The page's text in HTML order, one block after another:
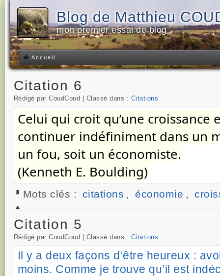
Blog de Matthieu
mon premier essai de blog
Accueil
Citation 6
Rédigé par CoudCoud | Classé dans : Citations
Celui qui croit qu’une
continuer indéfiniment dans un
un fou, soit un économiste.
(Kenneth E. Boulding)
Mots clés : citations , économie ,
Citation 5
Rédigé par CoudCoud | Classé dans : Citations
Il y a deux façons d’être heureux :
moins. Comme je trouve qu’il est